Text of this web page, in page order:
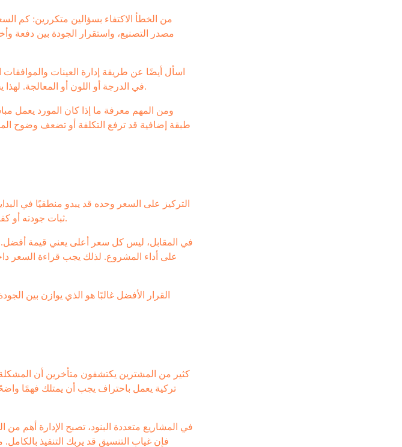
من الخطأ الاكتفاء بسؤالين متكررين: كم
مصدر التصنيع، واستقرار الجودة بين دفعة
اسأل أيضًا عن طريقة إدارة العينات
في الدرجة أو اللون أو المعالجة. لهذا يجب أن تكون هناك آلية واضحة لتثبيت المواصفات المعتمدة، وربطها بأوامر الشراء والفحص والتعبئة.
ومن المهم معرفة ما إذا كان المورد يعمل
طبقة إضافية قد ترفع التكلفة أو تضعف وضوح
التركيز على السعر وحده قد يبدو منطقيًا في
ثبات جودته أو كفاءة تغليفه، فقد تدفع لاحقًا في الهدر، والاستبدال، وتأخير التنفيذ، وحتى في فقدان ثقة العميل النهائي.
في المقابل، ليس كل سعر أعلى يعني قيمة أفضل.
على أداء المشروع. لذلك يجب قراءة السعر
القرار الأفضل غالبًا هو الذي يوازن بين
كثير من المشترين يكتشفون متأخرين أن
تركية يعمل باحتراف يجب أن يمتلك فهمًا
في المشاريع متعددة البنود، تصبح الإدارة أهم من
فإن غياب التنسيق قد يربك التنفيذ